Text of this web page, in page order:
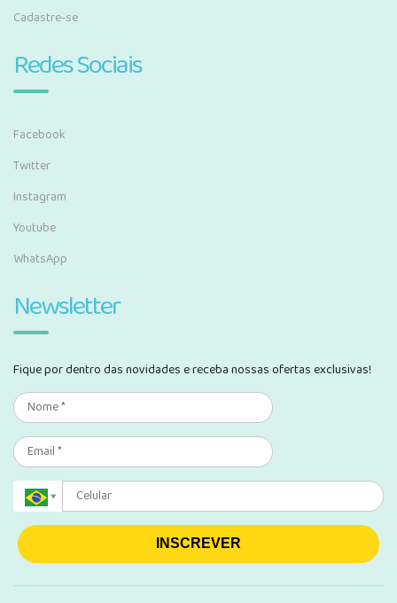
Cadastre-se
Redes Sociais
Facebook
Twitter
Instagram
Youtube
WhatsApp
Newsletter
Fique por dentro das novidades e receba nossas ofertas exclusivas!
INSCREVER